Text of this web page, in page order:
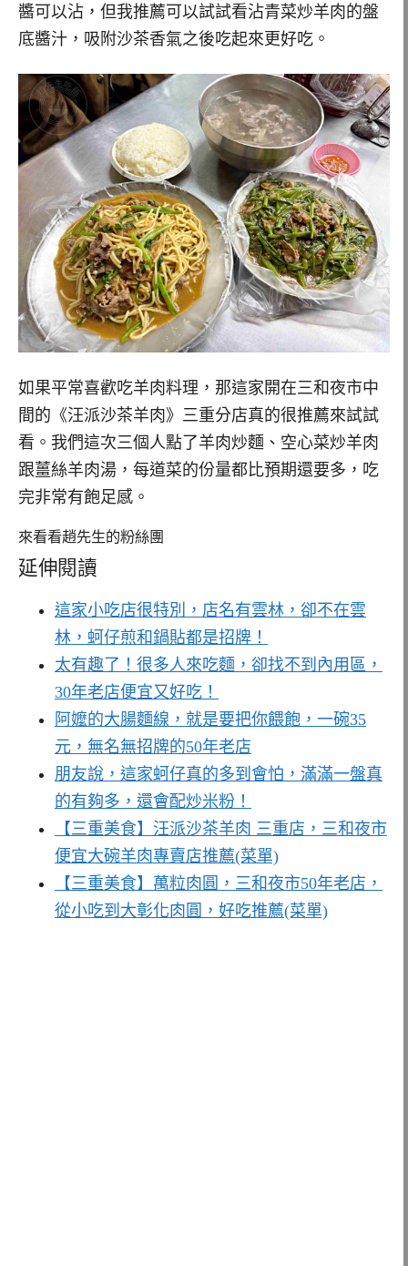
醬可以沾，但我推薦可以試試看沾青菜炒羊肉的盤
底醬汁，吸附沙茶香氣之後吃起來更好吃。
如果平常喜歡吃羊肉料理，那這家開在三和夜市中
間的《汪派沙茶羊肉》三重分店真的很推薦來試試
看。我們這次三個人點了羊肉炒麵、空心菜炒羊肉
跟薑絲羊肉湯，每道菜的份量都比預期還要多，吃
完非常有飽足感。
來看看趙先生的粉絲團
延伸閱讀
這家小吃店很特別，店名有雲林，卻不在雲
林，蚵仔煎和鍋貼都是招牌！
太有趣了！很多人來吃麵，卻找不到內用區，
30年老店便宜又好吃！
阿嬤的大腸麵線，就是要把你餵飽，一碗35
元，無名無招牌的50年老店
朋友說，這家蚵仔真的多到會怕，滿滿一盤真
的有夠多，還會配炒米粉！
【三重美食】汪派沙茶羊肉 三重店，三和夜市
便宜大碗羊肉專賣店推薦(菜單)
【三重美食】萬粒肉圓，三和夜市50年老店，
從小吃到大彰化肉圓，好吃推薦(菜單)